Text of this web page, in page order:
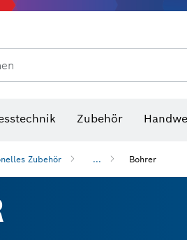
Zubehör
Zubehör ... Bohrer